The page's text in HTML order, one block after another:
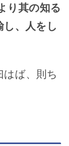
り其の知る
し、人をし
ば、則ち